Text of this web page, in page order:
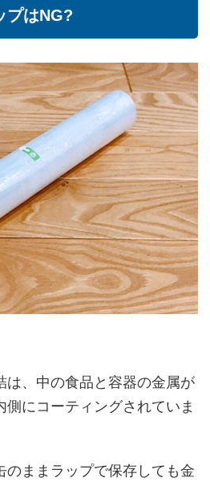
プはNG?
は、中の食品と容器の金属が
にコーティングされていま
のままラップで保存しても金